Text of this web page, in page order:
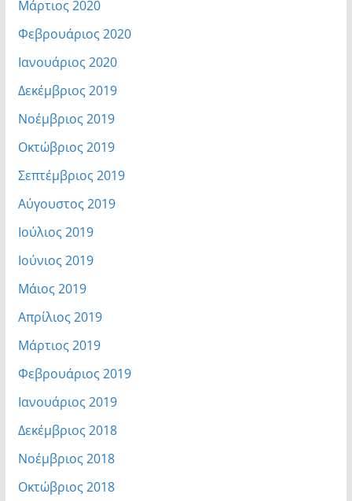
Μάρτιος 2020
Φεβρουάριος 2020
Ιανουάριος 2020
Δεκέμβριος 2019
Νοέμβριος 2019
Οκτώβριος 2019
Σεπτέμβριος 2019
Αύγουστος 2019
Ιούλιος 2019
Ιούνιος 2019
Μάιος 2019
Απρίλιος 2019
Μάρτιος 2019
Φεβρουάριος 2019
Ιανουάριος 2019
Δεκέμβριος 2018
Νοέμβριος 2018
Οκτώβριος 2018